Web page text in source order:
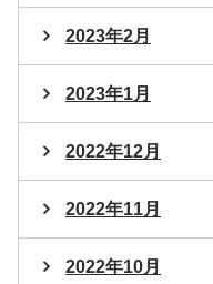
2023年2月
2023年1月
2022年12月
2022年11月
2022年10月